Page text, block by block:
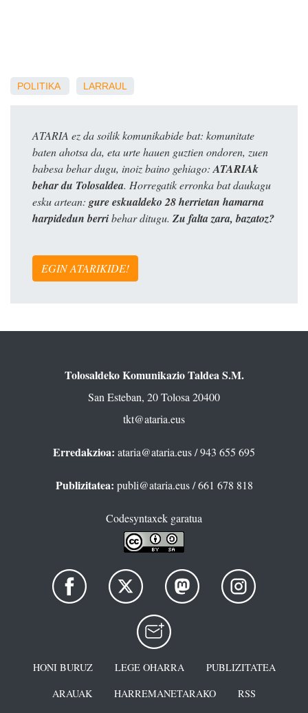
POLITIKA LARRAUL
ATARIA ez da soilik komunikabide bat: komunitate
baten ahotsa da, eta urte hauen guztien ondoren, zuen
babesa behar dugu, inoiz baino gehiago: ATARIAk
behar du Tolosaldea. Horregatik erronka bat daukagu
esku artean: gure eskualdeko 28 herrietan hamarna
harpidedun berribehar ditugu. Zu falta zara, bazatoz?
EGIN ATARIKIDE!
Tolosaldeko Komunikazio Taldea S.M.
San Esteban, 20 Tolosa 20400
tkt@ataria.eus
Erredakzioa: ataria@ataria.eus/ 943 655 695
Publizitatea: publi@ataria.eus/ 661 678 818
Codesyntaxek garatua
HONI BURUZ LEGE OHARRA
PUBLIZITATEA
ARAUAK
HARREMANETARAKO RSS